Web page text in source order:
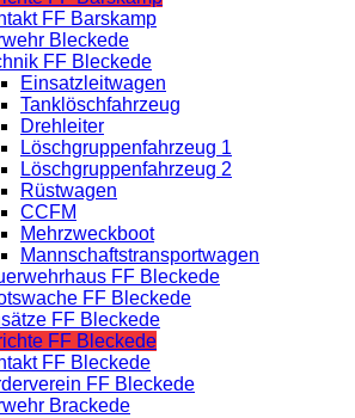
FF Barskamp
Bleckede
FF Bleckede
Einsatzleitwagen
Tanklöschfahrzeug
Drehleiter
Löschgruppenfahrzeug 1
Löschgruppenfahrzeug 2
Rüstwagen
CCFM
Mehrzweckboot
Mannschaftstransportwagen
FF Bleckede
FF Bleckede
FF Bleckede
FF Bleckede
FF Bleckede
FF Bleckede
Brackede